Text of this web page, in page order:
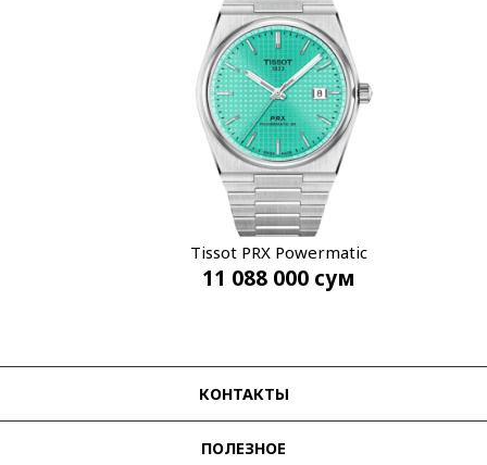
Tissot PRX Powermatic
T137.407.11.091.01
11 088 000 сум
КОНТАКТЫ
ПОЛЕЗНОЕ